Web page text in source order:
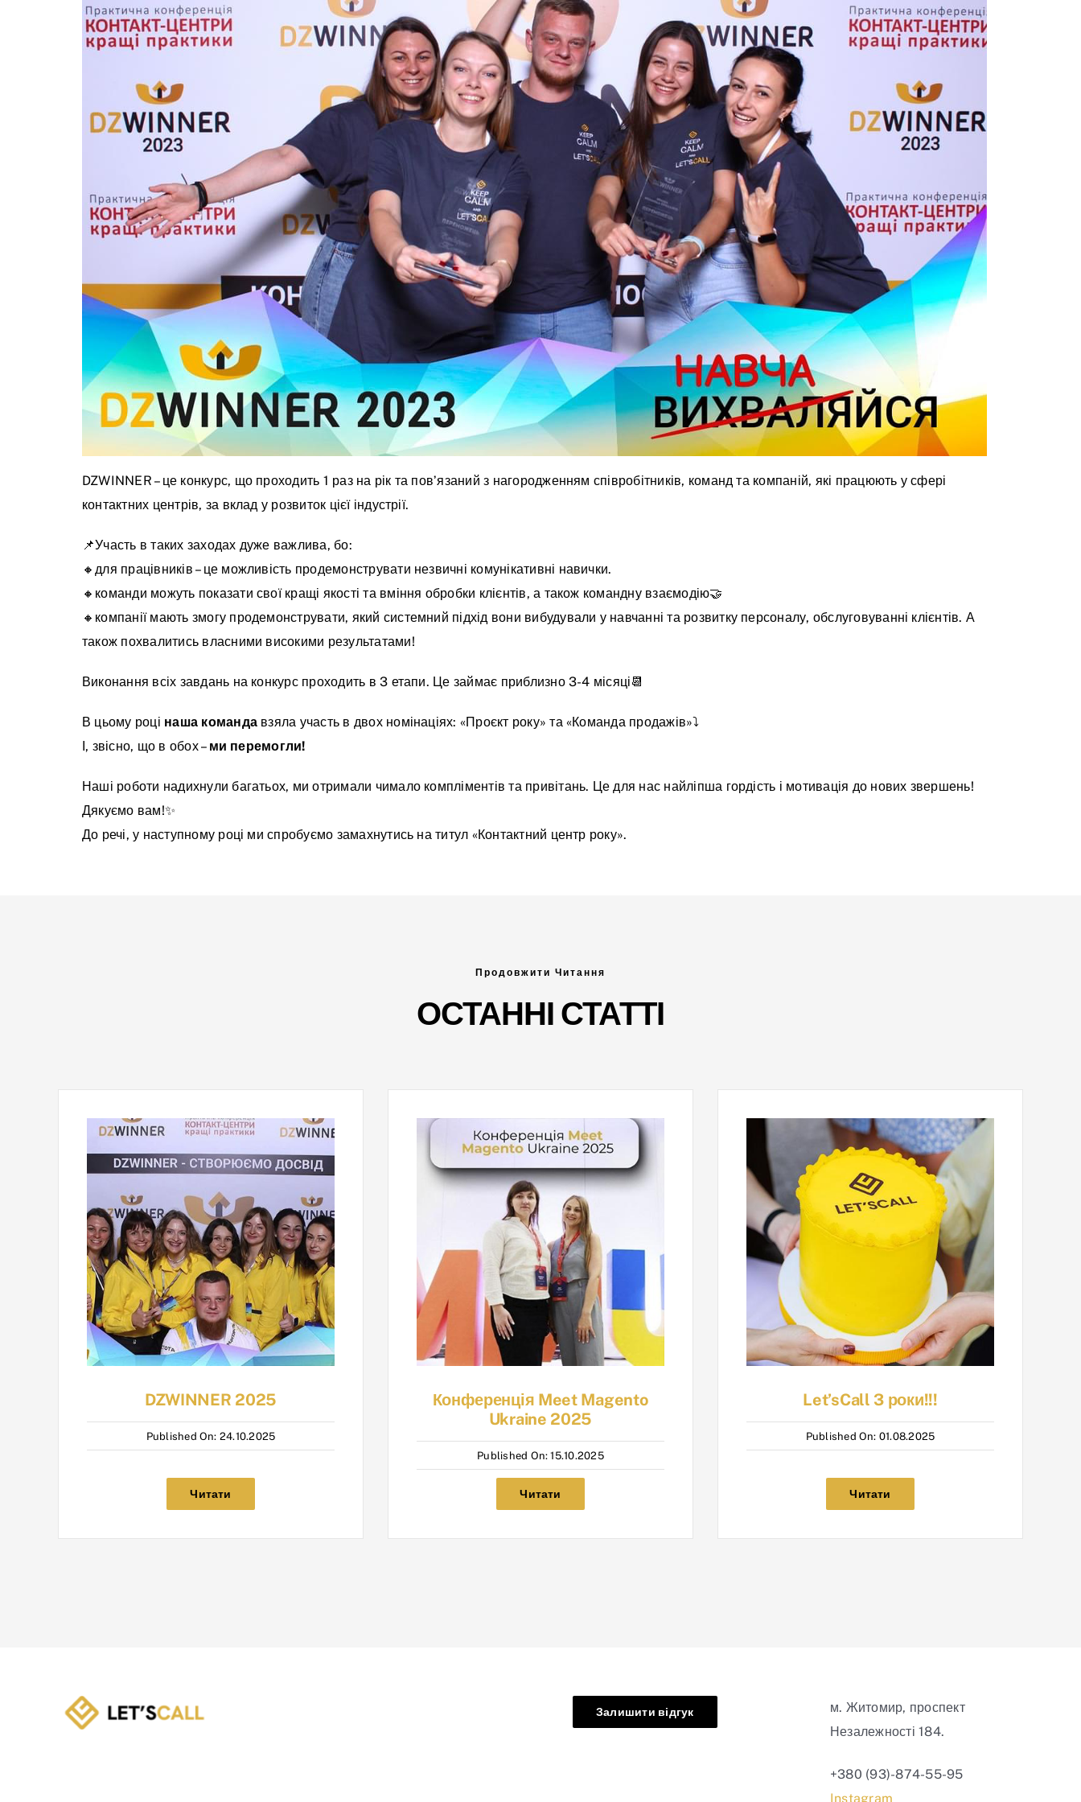
DZWINNER – це конкурс, що проходить 1️ раз на рік та повʼязаний з нагородженням співробітників, команд та компаній, які працюють у сфері
контактних центрів, за вклад у розвиток цієї індустрії.
📌Участь в таких заходах дуже важлива, бо:
🔸для працівників – це можливість продемонструвати незвичні комунікативні навички.
🔸команди можуть показати свої кращі якості та вміння обробки клієнтів, а також командну взаємодію🤝
🔸компанії мають змогу продемонструвати, який системний підхід вони вибудували у навчанні та розвитку персоналу, обслуговуванні клієнтів. А
також похвалитись власними високими результатами!
Виконання всіх завдань на конкурс проходить в 3 етапи. Це займає приблизно 3-4 місяці📆
В цьому році наша команда взяла участь в двох номінаціях: «Проєкт року» та «Команда продажів»⤵️
І, звісно, що в обох – ми перемогли!
Наші роботи надихнули багатьох, ми отримали чимало компліментів та привітань. Це для нас найліпша гордість і мотивація до нових звершень!
Дякуємо вам!✨
До речі, у наступному році ми спробуємо замахнутись на титул «Контактний центр року».
Продовжити Читання
ОСТАННІ СТАТТІ
DZWINNER 2025
Published On: 24.10.2025
Читати
Конференція Meet Magento
Ukraine 2025
Published On: 15.10.2025
Читати
Let’sCall 3 роки!!!
Published On: 01.08.2025
Читати
Залишити відгук
м. Житомир, проспект
Незалежності 184.
+380 (93)-874-55-95
Instagram